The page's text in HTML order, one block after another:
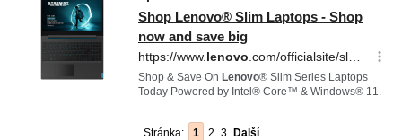
Stránka: 1 2 3 Další